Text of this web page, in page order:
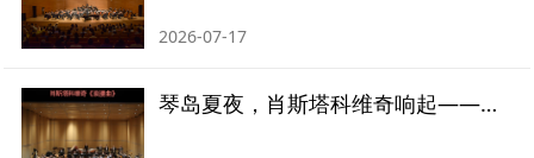
2026-07-17
琴岛夏夜，肖斯塔科维奇响起——亚美尼亚指挥爱德华·托普奇扬执棒青交奏响纪念之声